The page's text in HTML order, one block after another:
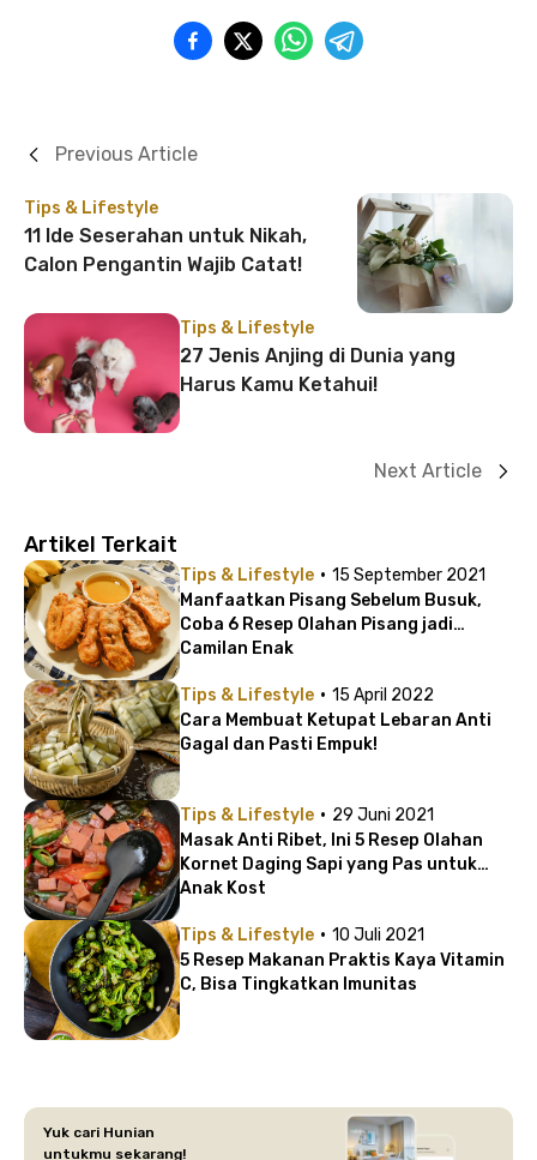
Tips & Lifestyle
11 Ide Seserahan untuk Nikah,
Calon Pengantin Wajib Catat!
Previous Article
Tips & Lifestyle
27 Jenis Anjing di Dunia yang
Harus Kamu Ketahui!
Next Article
Artikel Terkait
Tips & Lifestyle · 15 September 2021
Manfaatkan Pisang Sebelum Busuk,
Coba 6 Resep Olahan Pisang jadi
Camilan Enak
Tips & Lifestyle · 15 April 2022
Cara Membuat Ketupat Lebaran Anti
Gagal dan Pasti Empuk!
Tips & Lifestyle · 29 Juni 2021
Masak Anti Ribet, Ini 5 Resep Olahan
Kornet Daging Sapi yang Pas untuk
Anak Kost
Tips & Lifestyle · 10 Juli 2021
5 Resep Makanan Praktis Kaya Vitamin
C, Bisa Tingkatkan Imunitas
Yuk cari Hunian
untukmu sekarang!